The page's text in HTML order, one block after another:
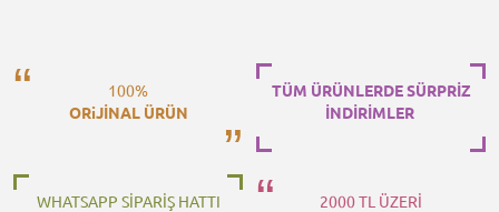
100%
ORiJİNAL ÜRÜN
TÜM ÜRÜNLERDE SÜRPRİZ
İNDİRİMLER
WHATSAPP SİPARİŞ HATTI
2000 TL ÜZERİ